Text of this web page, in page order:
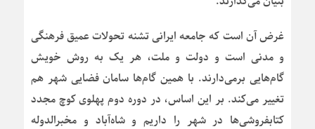
غرض آن است که جامعه ایرانی تشنه تحولات عمیق فرهنگی
و مدنی است و دولت و ملت، هر یک به روش خویش
گام‌هایی برمی‌دارند. با همین گام‌ها سامان فضایی شهر هم
تغییر می‌کند. بر این اساس، در دوره دوم پهلوی کوچ مجدد
کتابفروشی‌ها در شهر را داریم و شاه‌آباد و مخبرالدوله